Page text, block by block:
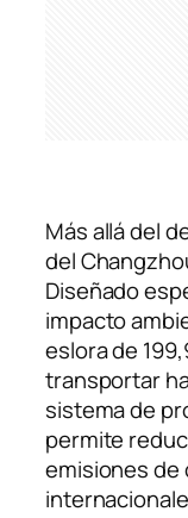
Más allá del
del
Diseñado
impacto
eslora de
transportar
sistema de
permite
emisiones de